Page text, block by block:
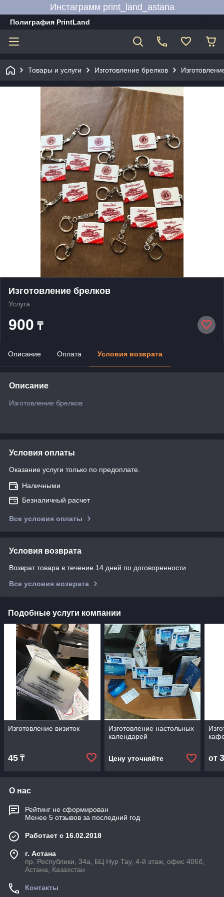
Инстаграмм print_land_astana
Полиграфия PrintLand
Товары и услуги Изготовление брелков
Изготовление брелков
Услуга
900 ₸
Описание Оплата Условия возврата
Описание
Изготовление брелков
Условия оплаты
Оказание услуги только по предоплате.
Наличными
Безналичный расчет
Все условия оплаты
Условия возврата
Возврат товара в течение 14 дней по договоренности
Все условия возврата
Подобные услуги компании
Изготовление визиток
45 ₸
Изготовление настольных
календарей
Цену уточняйте от
О нас
Рейтинг не сформирован
Менее 5 отзывов за последний год
Работает с 16.02.2018
г. Астана
пр. Республики, 34а, БЦ Нур Тау, 4-й этаж, офис 406б,
Астана, Казахстан
Контакты